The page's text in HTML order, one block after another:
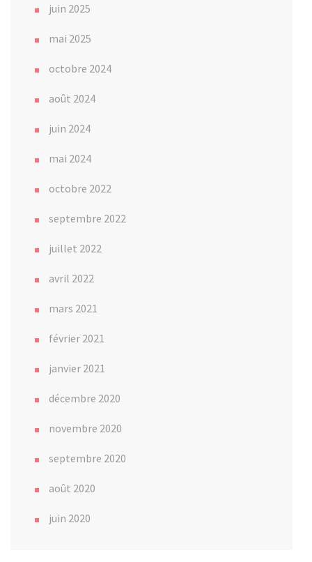
juin 2025
mai 2025
octobre 2024
août 2024
juin 2024
mai 2024
octobre 2022
septembre 2022
juillet 2022
avril 2022
mars 2021
février 2021
janvier 2021
décembre 2020
novembre 2020
septembre 2020
août 2020
juin 2020